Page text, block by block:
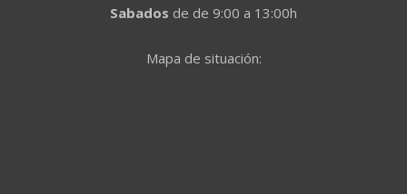
Sabados de de 9:00 a 13:00h
Mapa de situación: